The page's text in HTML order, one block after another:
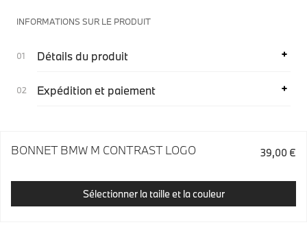
INFORMATIONS SUR LE PRODUIT
Détails du produit
Expédition et paiement
BONNET BMW M CONTRAST LOGO 39,00 €
Sélectionner la taille et la couleur